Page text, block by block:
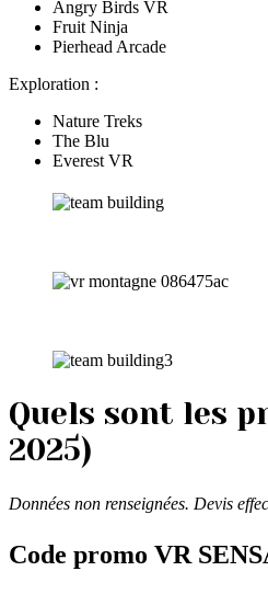
Angry Birds VR
Fruit Ninja
Pierhead Arcade
Exploration :
Nature Treks
The Blu
Everest VR
Quels sont les
2025)
Données non renseignées. Devis
Code promo VR